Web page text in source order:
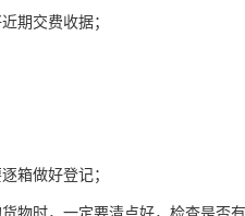
期交费收据；
箱做好登记；